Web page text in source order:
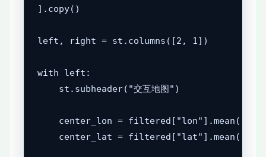
].copy()
left, right = st.columns([2, 1])
with left:
    st.subheader("交互地图")
center_lon = filtered["lon"].mean()
center_lat = filtered["lat"].mean()